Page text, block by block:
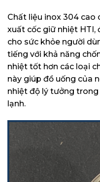
Chất liệu inox 304 cao
xuất cốc giữ nhiệt HTI,
cho sức khỏe người
tiếng với khả năng
nhiệt tốt hơn các loại
này giúp đồ uống của
nhiệt độ lý tưởng
lạnh.